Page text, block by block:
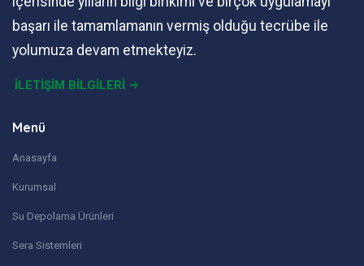
başarı ile tamamlamanın vermiş olduğu tecrübe ile
yolumuza devam etmekteyiz.
İLETİŞİM BİLGİLERİ
Menü
Anasayfa
Kurumsal
Su Depolama Ürünleri
Sera Sistemleri